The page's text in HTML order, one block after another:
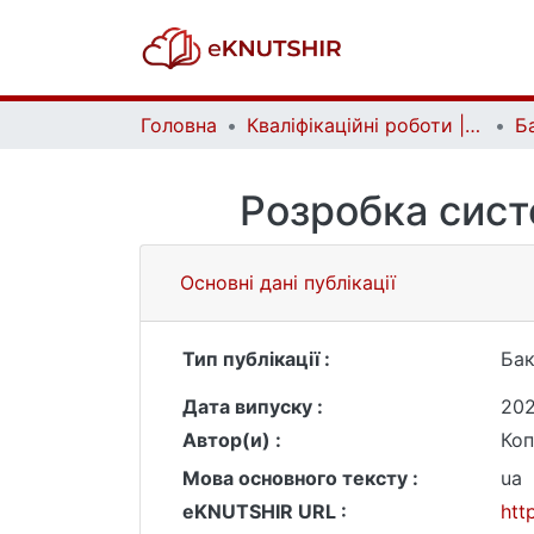
Головна Кваліфікаційні роботи | Qualifying works
Розробка
Основні дані публікації
Тип публікації :
Дата випуску :
Автор(и) :
Мова основного тексту :
ua
eKNUTSHIR URL :